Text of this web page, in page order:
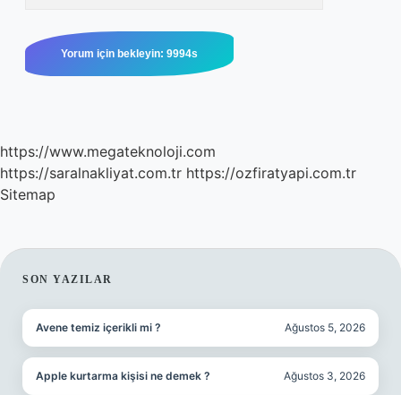
https://www.megateknoloji.com
https://saralnakliyat.com.tr https://ozfiratyapi.com.tr
Sitemap
SIDEBAR
SON YAZILAR
Avene temiz içerikli mi ? Ağustos 5, 2026
Apple kurtarma kişisi ne demek ? Ağustos 3, 2026